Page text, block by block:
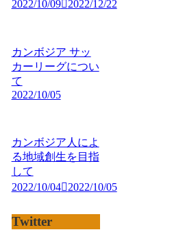
2022/10/09
2022/12/22
カンボジア サッ
カーリーグについ
て
2022/10/05
カンボジア人によ
る地域創生を目指
して
2022/10/04
2022/10/05
Twitter